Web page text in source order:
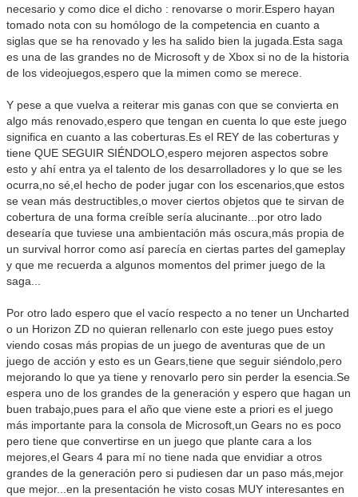
necesario y como dice el dicho : renovarse o morir.Espero hayan
tomado nota con su homólogo de la competencia en cuanto a
siglas que se ha renovado y les ha salido bien la jugada.Esta saga
es una de las grandes no de Microsoft y de Xbox si no de la historia
de los videojuegos,espero que la mimen como se merece.
Y pese a que vuelva a reiterar mis ganas con que se convierta en
algo más renovado,espero que tengan en cuenta lo que este juego
significa en cuanto a las coberturas.Es el REY de las coberturas y
tiene QUE SEGUIR SIÉNDOLO,espero mejoren aspectos sobre
esto y ahí entra ya el talento de los desarrolladores y lo que se les
ocurra,no sé,el hecho de poder jugar con los escenarios,que estos
se vean más destructibles,o mover ciertos objetos que te sirvan de
cobertura de una forma creíble sería alucinante...por otro lado
desearía que tuviese una ambientación más oscura,más propia de
un survival horror como así parecía en ciertas partes del gameplay
y que me recuerda a algunos momentos del primer juego de la
saga...
Por otro lado espero que el vacío respecto a no tener un Uncharted
o un Horizon ZD no quieran rellenarlo con este juego pues estoy
viendo cosas más propias de un juego de aventuras que de un
juego de acción y esto es un Gears,tiene que seguir siéndolo,pero
mejorando lo que ya tiene y renovarlo pero sin perder la esencia.Se
espera uno de los grandes de la generación y espero que hagan un
buen trabajo,pues para el año que viene este a priori es el juego
más importante para la consola de Microsoft,un Gears no es poco
pero tiene que convertirse en un juego que plante cara a los
mejores,el Gears 4 para mí no tiene nada que envidiar a otros
grandes de la generación pero si pudiesen dar un paso más,mejor
que mejor...en la presentación he visto cosas MUY interesantes en